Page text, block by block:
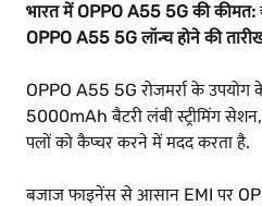
भारत में OPPO A55 5G की कीमत:
OPPO A55 5G लॉन्च होने की
OPPO A55 5G रोजमर्रा के
5000mAh बैटरी लंबी स्ट्रीमिंग
पलों को कैप्चर करने में मदद करता है.
बजाज फाइनेंस से आसान EMI पर